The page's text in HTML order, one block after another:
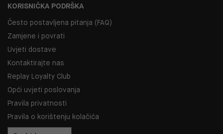
KORISNIČKA PODRŠKA
Često postavljena pitanja (FAQ)
Zamjene i povrati
Uvjeti dostave
Kontaktirajte nas
Replay Loyalty Club
Opći uvjeti poslovanja
Pravila privatnosti
Pravila o korištenju kolačića